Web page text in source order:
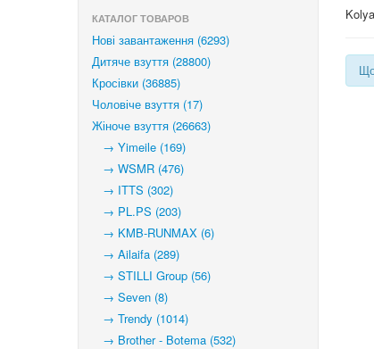
КАТАЛОГ ТОВАРОВ
Нові завантаження (6293)
Дитяче взуття (28800)
Кросівки (36885)
Чоловіче взуття (17)
Жіноче взуття (26663)
→ Yimeile (169)
→ WSMR (476)
→ ITTS (302)
→ PL.PS (203)
→ KMB-RUNMAX (6)
→ Ailaifa (289)
→ STILLI Group (56)
→ Seven (8)
→ Trendy (1014)
→ Brother - Botema (532)
Kolya